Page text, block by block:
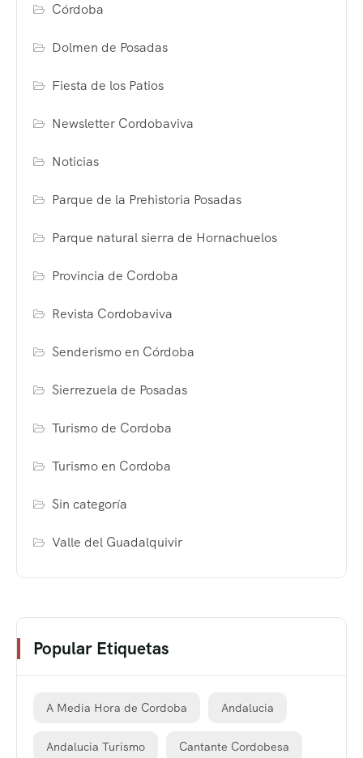
Córdoba
Dolmen de Posadas
Fiesta de los Patios
Newsletter Cordobaviva
Noticias
Parque de la Prehistoria Posadas
Parque natural sierra de Hornachuelos
Provincia de Cordoba
Revista Cordobaviva
Senderismo en Córdoba
Sierrezuela de Posadas
Turismo de Cordoba
Turismo en Cordoba
Sin categoría
Valle del Guadalquivir
Popular Etiquetas
A Media Hora de Cordoba Andalucia
Andalucia Turismo Cantante Cordobesa